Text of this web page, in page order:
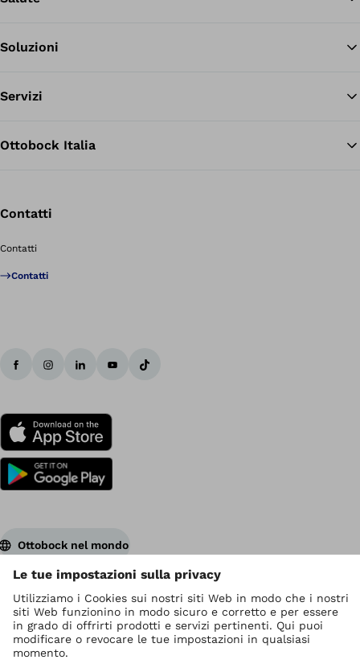
Soluzioni
Servizi
Ottobock Italia
Contatti
Contatti
Contatti
Ottobock nel mondo
I diritti d' autore sono di Ottobock
Impostazioni relative alla protezione dei dati